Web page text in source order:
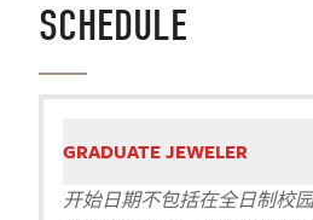
SCHEDULE
GRADUATE JEWELER
开始日期不包括在全日制校